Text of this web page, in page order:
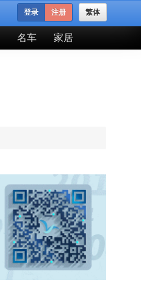
繁体
登录 注册
名车 家居